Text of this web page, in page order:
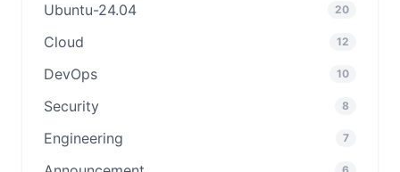
Ubuntu-24.04 20
Cloud 12
DevOps 10
Security 8
Engineering 7